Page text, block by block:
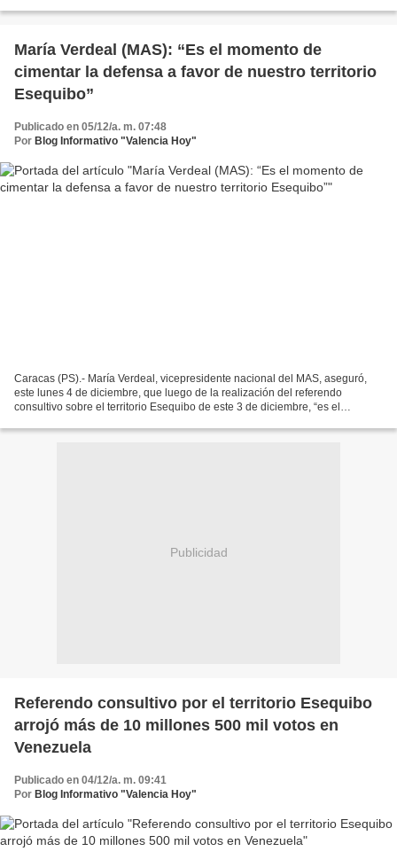
María Verdeal (MAS): “Es el momento de
cimentar la defensa a favor de nuestro territorio
Esequibo”
Publicado en 05/12/a. m. 07:48
Por Blog Informativo "Valencia Hoy"
Caracas (PS).- María Verdeal, vicepresidente nacional del MAS, aseguró,
este lunes 4 de diciembre, que luego de la realización del referendo
consultivo sobre el territorio Esequibo de este 3 de diciembre, “es el
Publicidad
Referendo consultivo por el territorio Esequibo
arrojó más de 10 millones 500 mil votos en
Venezuela
Publicado en 04/12/a. m. 09:41
Por Blog Informativo "Valencia Hoy"